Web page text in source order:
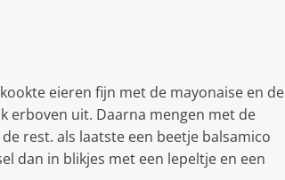
eieren fijn met de mayonaise en de
erboven uit. Daarna mengen met de
rest. als laatste een beetje balsamico
dan in blikjes met een lepeltje en een